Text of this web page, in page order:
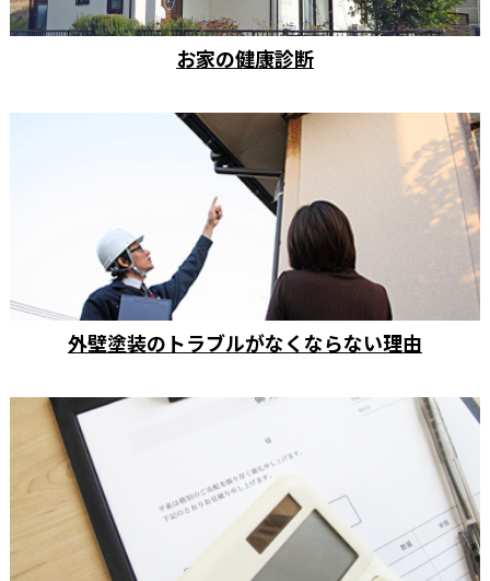
お家の健康診断
外壁塗装のトラブルがなくならない理由